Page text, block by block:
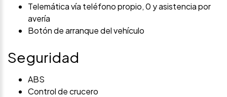
Telemática vía teléfono propio, 0 y asistencia por
avería
Botón de arranque del vehículo
Seguridad
ABS
Control de crucero